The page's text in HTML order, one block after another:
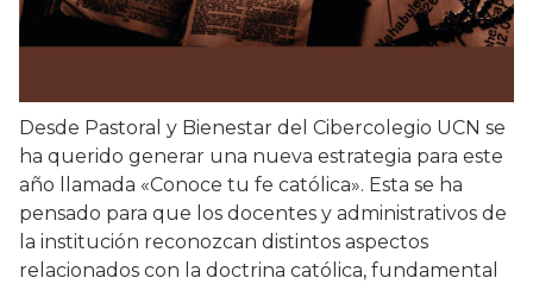
Desde Pastoral y Bienestar del Cibercolegio UCN se
ha querido generar una nueva estrategia para este
año llamada «Conoce tu fe católica». Esta se ha
pensado para que los docentes y administrativos de
la institución reconozcan distintos aspectos
relacionados con la doctrina católica, fundamental